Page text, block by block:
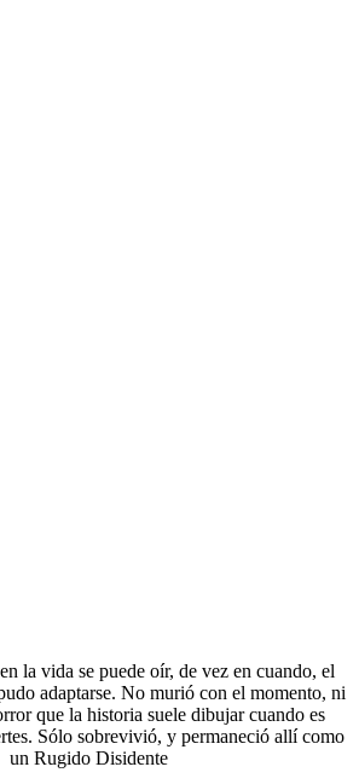
la vida se puede oír, de vez en cuando, el
adaptarse. No murió con el momento, ni
que la historia suele dibujar cuando es
Sólo sobrevivió, y permaneció allí como
un Rugido Disidente